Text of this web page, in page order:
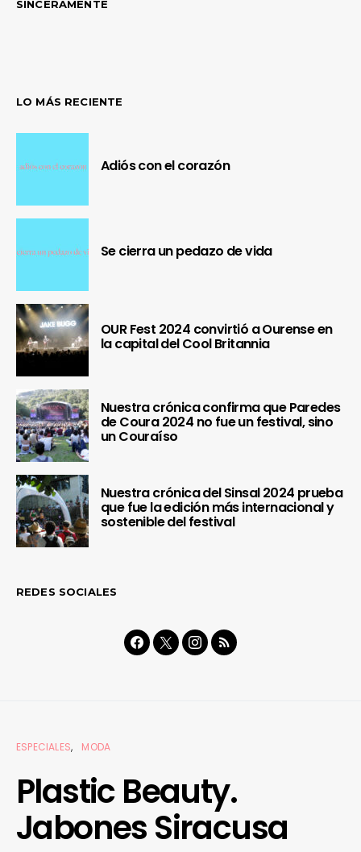
SINCERAMENTE
LO MÁS RECIENTE
Adiós con el corazón
Se cierra un pedazo de vida
OUR Fest 2024 convirtió a Ourense en
la capital del Cool Britannia
Nuestra crónica confirma que Paredes
de Coura 2024 no fue un festival, sino
un Couraíso
Nuestra crónica del Sinsal 2024 prueba
que fue la edición más internacional y
sostenible del festival
REDES SOCIALES
ESPECIALES MODA
Plastic Beauty.
Jabones Siracusa